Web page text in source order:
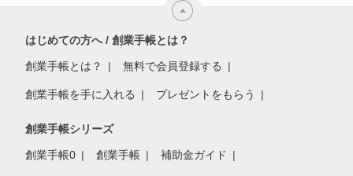
はじめての方へ / 創業手帳とは？
創業手帳とは？ 無料で会員登録する
創業手帳を手に入れる プレゼントをもらう
創業手帳シリーズ
創業手帳0 創業手帳 補助金ガイド